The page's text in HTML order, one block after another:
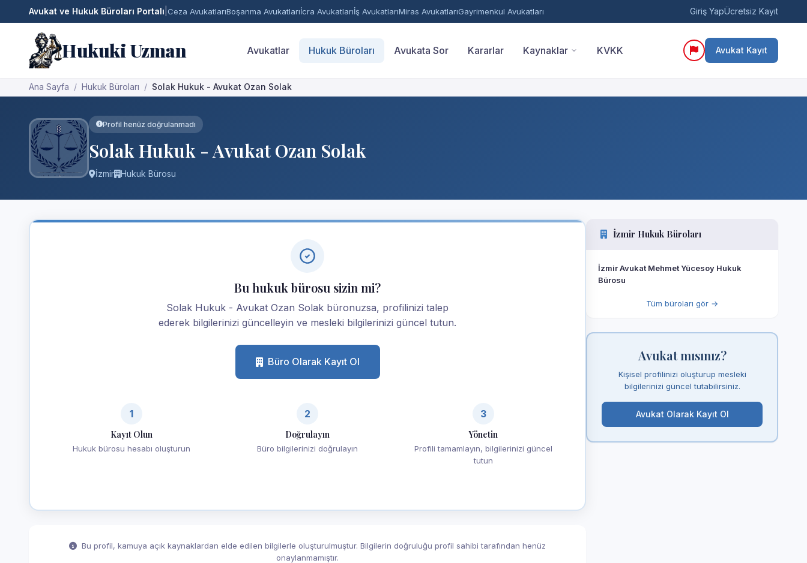
Avukat ve Hukuk Büroları Portalı Ceza AvukatlarıBoşanma Avukatlarıİcra Avukatlarıİş AvukatlarıMiras AvukatlarıGayrimenkul Avukatları Giriş YapÜcretsiz Kayıt
Hukuki Uzman Avukatlar Hukuk Büroları Avukata Sor Kararlar Kaynaklar KVKK Avukat Kayıt
Ana Sayfa Hukuk Büroları Solak Hukuk - Avukat Ozan Solak
Profil henüz doğrulanmadı
Solak Hukuk - Avukat Ozan Solak
İzmir Hukuk Bürosu
Bu hukuk bürosu sizin mi?
Solak Hukuk - Avukat Ozan Solak büronuzsa, profilinizi talep
ederek bilgilerinizi güncelleyin ve mesleki bilgilerinizi güncel tutun.
Büro Olarak Kayıt Ol
1
Kayıt Olun
Hukuk bürosu hesabı oluşturun
2
Doğrulayın
Büro bilgilerinizi doğrulayın
3
Yönetin
Profili tamamlayın, bilgilerinizi güncel
tutun
Bu profil, kamuya açık kaynaklardan elde edilen bilgilerle oluşturulmuştur. Bilgilerin doğruluğu profil sahibi tarafından henüz
onaylanmamıştır.
İzmir Hukuk Büroları
İzmir Avukat Mehmet Yücesoy Hukuk
Bürosu
Tüm büroları gör →
Avukat mısınız?
Kişisel profilinizi oluşturup mesleki
bilgilerinizi güncel tutabilirsiniz.
Avukat Olarak Kayıt Ol